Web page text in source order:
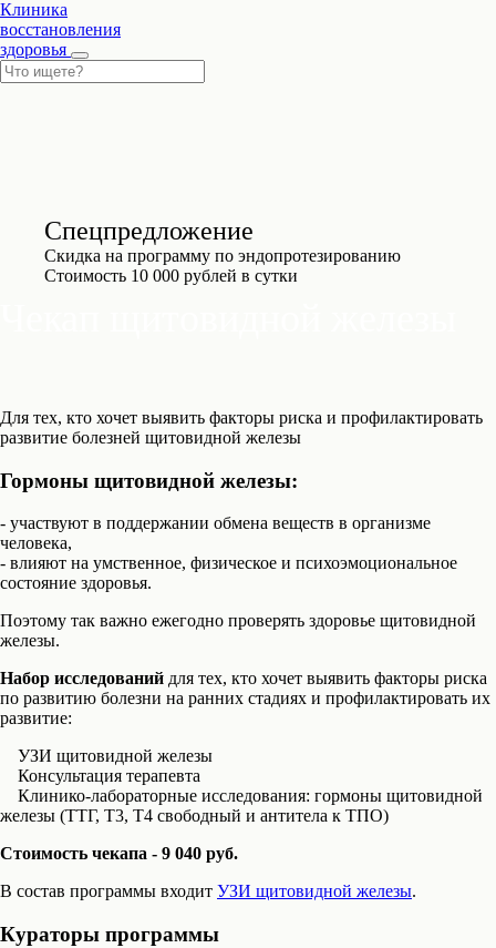
Клиника
восстановления
здоровья
Спецпредложение
Скидка на программу по эндопротезированию
Стоимость 10 000 рублей в сутки
Для тех, кто хочет выявить факторы риска и профилактировать
развитие болезней щитовидной железы
Гормоны щитовидной железы:
- участвуют в поддержании обмена веществ в организме
человека,
- влияют на умственное, физическое и психоэмоциональное
состояние здоровья.
Поэтому так важно ежегодно проверять здоровье щитовидной
железы.
Набор исследований для тех, кто хочет выявить факторы риска
по развитию болезни на ранних стадиях и профилактировать их
развитие:
УЗИ щитовидной железы
Консультация терапевта
Клинико-лабораторные исследования: гормоны щитовидной
железы (ТТГ, Т3, Т4 свободный и антитела к ТПО)
Стоимость чекапа - 9 040 руб.
В состав программы входит УЗИ щитовидной железы.
Кураторы программы